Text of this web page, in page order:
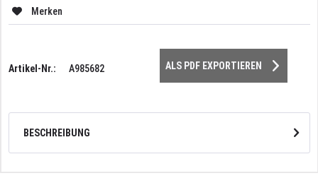
Merken
Artikel-Nr.: A985682 ALS PDF EXPORTIEREN
BESCHREIBUNG